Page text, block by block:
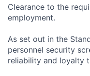
Clearance to the
employment.
As set out in the
personnel security
reliability and loyalty